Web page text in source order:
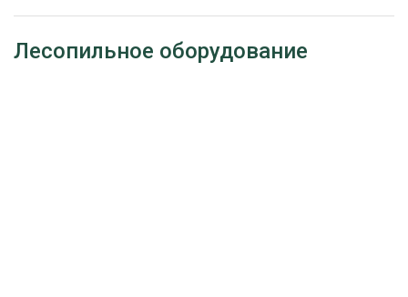
ЖУРНАЛ «ЛЕСНОЙ КОМПЛЕКС»
Лесопильное оборудование